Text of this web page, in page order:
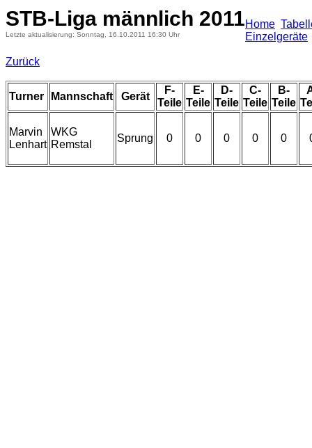
STB-Liga männlich 2011
Letzte aktualisierung: Sonntag, 16.10.2011 16:30 Uhr
Home
Einzelgeräte
Zurück
Turner Mannschaft Gerät
F-
Teile
E-
Teile
D-
Teile
C-
Teile
B-
Teile
Marvin
Lenhart
WKG
Remstal
Sprung 0 0 0 0 0